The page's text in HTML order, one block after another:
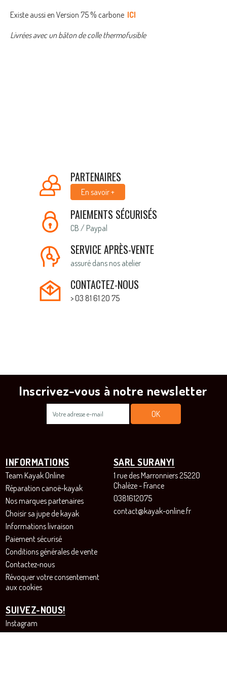
Existe aussi en Version 75 % carbone ICI
Livrées avec un bâton de colle thermofusible
PARTENAIRES
En savoir +
PAIEMENTS SÉCURISÉS
CB / Paypal
SERVICE APRÈS-VENTE
assuré dans nos atelier
CONTACTEZ-NOUS
> 03 81 61 20 75
Inscrivez-vous à notre newsletter
INFORMATIONS
Team Kayak Online
Réparation canoë-kayak
Nos marques partenaires
Choisir sa jupe de kayak
Informations livraison
Paiement sécurisé
Conditions générales de vente
Contactez-nous
Révoquer votre consentement
aux cookies
SARL SURANYI
1 rue des Marronniers 25220
Chalèze - France
0381612075
contact@kayak-online.fr
SUIVEZ-NOUS!
Instagram
Facebook